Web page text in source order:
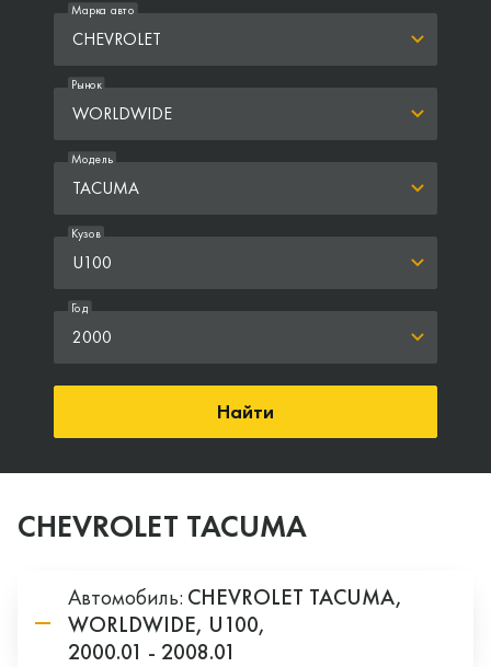
CHEVROLET
Марка авто
WORLDWIDE
Рынок
TACUMA
Модель
U100
Кузов
2000
Год
Найти
CHEVROLET TACUMA
Автомобиль: CHEVROLET TACUMA,
WORLDWIDE, U100,
2000.01 - 2008.01